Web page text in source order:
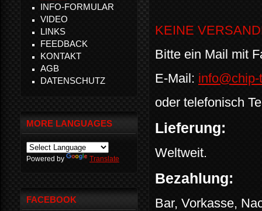
KEINE
Bitte ein Mail mit
E-Mail:
oder telefonisch
Lieferung:
Weltweit.
Bezahlung:
Bar, Vorkasse,
INFO-FORMULAR
VIDEO
LINKS
FEEDBACK
KONTAKT
AGB
DATENSCHUTZ
MORE LANGUAGES
Powered by Translate
FACEBOOK